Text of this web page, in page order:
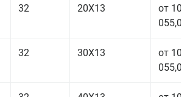
32 20Х13
от 101
055,00
32 30Х13
от 101
055,00